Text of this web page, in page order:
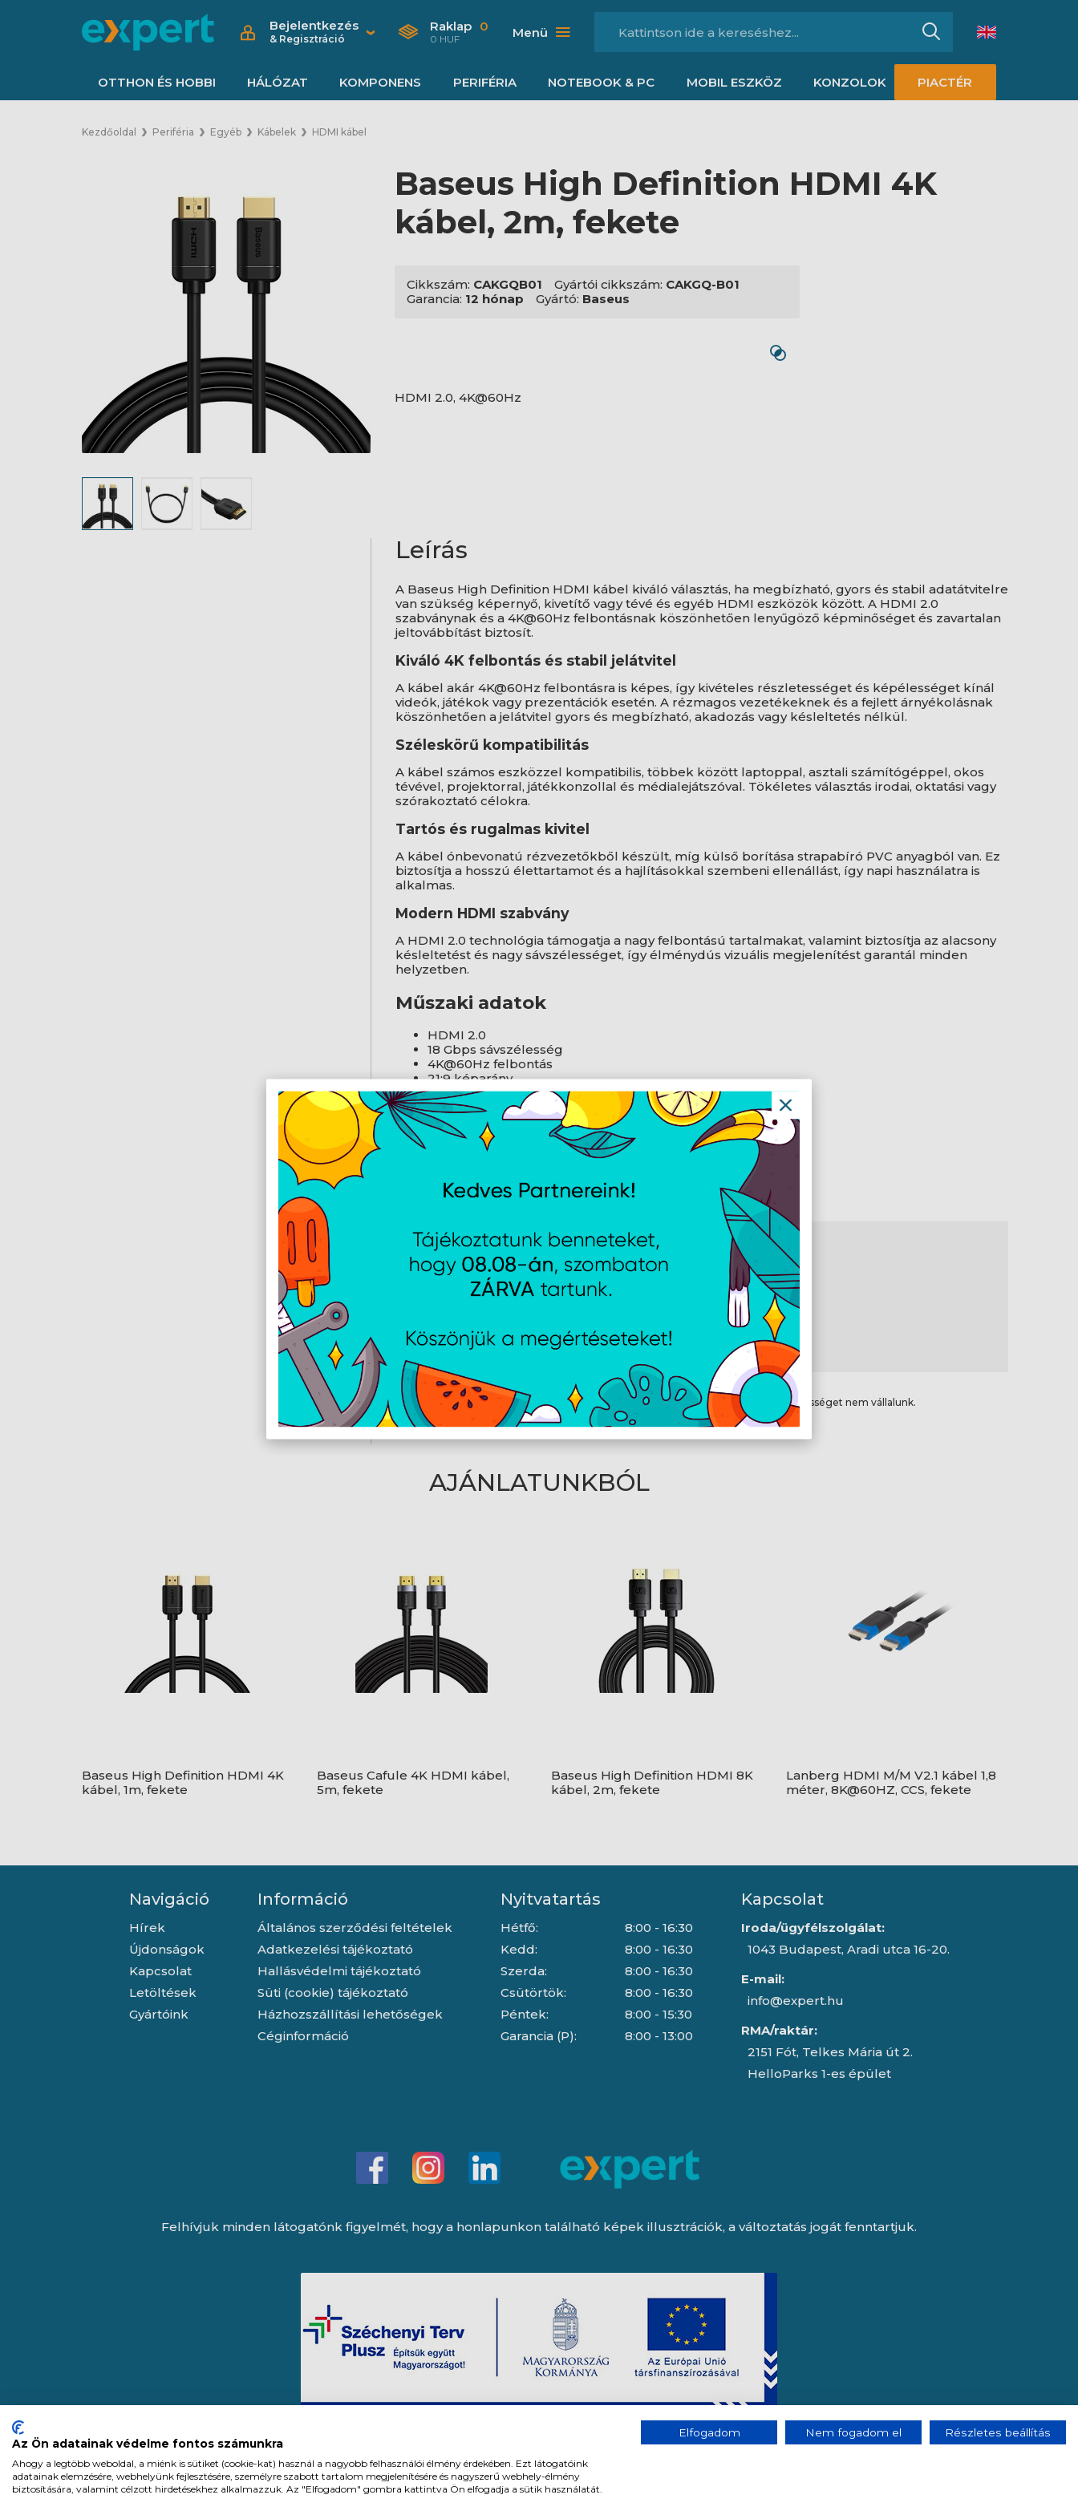
Bejelentkezés
& Regisztráció
Raklap 0
0 HUF Menü
OTTHON ÉS HOBBI HÁLÓZAT KOMPONENS PERIFÉRIA NOTEBOOK & PC MOBIL ESZKÖZ KONZOLOK PIACTÉR
Kezdőoldal Periféria Egyéb Kábelek HDMI kábel
Baseus High Definition HDMI 4K
kábel, 2m, fekete
Cikkszám: CAKGQB01 Gyártói cikkszám: CAKGQ-B01
Garancia: 12 hónap Gyártó: Baseus
HDMI 2.0, 4K@60Hz
Leírás
A Baseus High Definition HDMI kábel kiváló választás, ha megbízható, gyors és stabil adatátvitelre
van szükség képernyő, kivetítő vagy tévé és egyéb HDMI eszközök között. A HDMI 2.0
szabványnak és a 4K@60Hz felbontásnak köszönhetően lenyűgöző képminőséget és zavartalan
jeltovábbítást biztosít.
Kiváló 4K felbontás és stabil jelátvitel
A kábel akár 4K@60Hz felbontásra is képes, így kivételes részletességet és képélességet kínál
videók, játékok vagy prezentációk esetén. A rézmagos vezetékeknek és a fejlett árnyékolásnak
köszönhetően a jelátvitel gyors és megbízható, akadozás vagy késleltetés nélkül.
Széleskörű kompatibilitás
A kábel számos eszközzel kompatibilis, többek között laptoppal, asztali számítógéppel, okos
tévével, projektorral, játékkonzollal és médialejátszóval. Tökéletes választás irodai, oktatási vagy
szórakoztató célokra.
Tartós és rugalmas kivitel
A kábel ónbevonatú rézvezetőkből készült, míg külső borítása strapabíró PVC anyagból van. Ez
biztosítja a hosszú élettartamot és a hajlításokkal szembeni ellenállást, így napi használatra is
alkalmas.
Modern HDMI szabvány
A HDMI 2.0 technológia támogatja a nagy felbontású tartalmakat, valamint biztosítja az alacsony
késleltetést és nagy sávszélességet, így élménydús vizuális megjelenítést garantál minden
helyzetben.
Műszaki adatok
HDMI 2.0
18 Gbps sávszélesség
4K@60Hz felbontás
21:9 képarány
32 hangcsatorna
Aranyozott érintkezők
2 méter kábelhossz
Technikai adatok
Jellemzők
Kábelhosszúság
HDR támogatás
A weboldalon esetlegesen előforduló elektronikus feltöltési, technikai hibákért felelősséget nem vállalunk.
AJÁNLATUNKBÓL
Baseus High Definition HDMI 4K
kábel, 1m, fekete
Baseus Cafule 4K HDMI kábel,
5m, fekete
Baseus High Definition HDMI 8K
kábel, 2m, fekete
Lanberg HDMI M/M V2.1 kábel 1,8
méter, 8K@60HZ, CCS, fekete
Navigáció
Hírek
Újdonságok
Kapcsolat
Letöltések
Gyártóink
Információ
Általános szerződési feltételek
Adatkezelési tájékoztató
Hallásvédelmi tájékoztató
Süti (cookie) tájékoztató
Házhozszállítási lehetőségek
Céginformáció
Nyitvatartás
Hétfő:
Kedd:
Szerda:
Csütörtök:
Péntek:
Garancia (P):
8:00 - 16:30
8:00 - 16:30
8:00 - 16:30
8:00 - 16:30
8:00 - 15:30
8:00 - 13:00
Kapcsolat
Iroda/ügyfélszolgálat:
1043 Budapest, Aradi utca 16-20.
E-mail:
info@expert.hu
RMA/raktár:
2151 Fót, Telkes Mária út 2.
HelloParks 1-es épület
Felhívjuk minden látogatónk figyelmét, hogy a honlapunkon található képek illusztrációk, a változtatás jogát fenntartjuk.
Minden jog fenntartva. All rights reserved.
Az Ön adatainak védelme fontos számunkra
Ahogy a legtöbb weboldal, a miénk is sütiket (cookie-kat) használ a nagyobb felhasználói élmény érdekében. Ezt látogatóink
adatainak elemzésére, webhelyünk fejlesztésére, személyre szabott tartalom megjelenítésére és nagyszerű webhely-élmény
biztosítására, valamint célzott hirdetésekhez alkalmazzuk. Az "Elfogadom" gombra kattintva Ön elfogadja a sütik használatát.
Elfogadom Nem fogadom el Részletes beállítás